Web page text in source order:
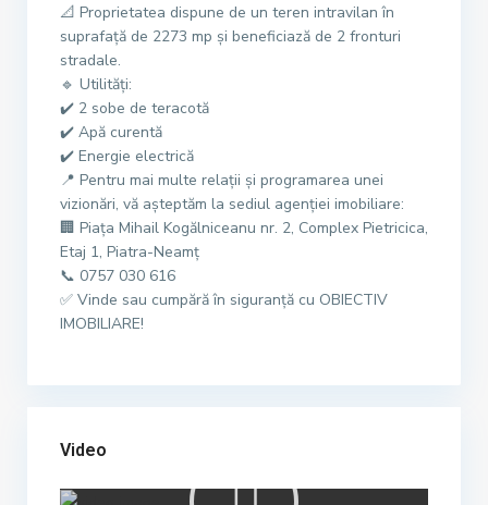
📐 Proprietatea dispune de un teren intravilan în
suprafață de 2273 mp și beneficiază de 2 fronturi
stradale.
🔹 Utilități:
✔️ 2 sobe de teracotă
✔️ Apă curentă
✔️ Energie electrică
📍 Pentru mai multe relații și programarea unei
vizionări, vă așteptăm la sediul agenției imobiliare:
🏢 Piața Mihail Kogălniceanu nr. 2, Complex Pietricica,
Etaj 1, Piatra-Neamț
📞 0757 030 616
✅ Vinde sau cumpără în siguranță cu OBIECTIV
IMOBILIARE!
Video